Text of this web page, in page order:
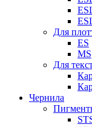
Для
ES
MS
Для
Чернила